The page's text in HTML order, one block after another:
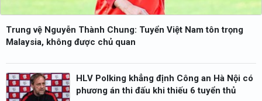
Trung vệ Nguyễn Thành Chung: Tuyển Việt Nam tôn trọng
Malaysia, không được chủ quan
HLV Polking khẳng định Công an Hà Nội có
phương án thi đấu khi thiếu 6 tuyển thủ